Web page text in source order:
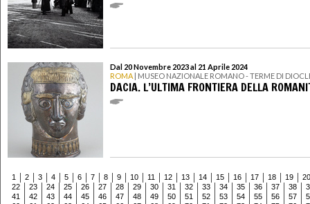
Dal 20 Novembre 2023 al 21 Aprile 2024
ROMA | MUSEO NAZIONALE ROMANO - TERME DI
DACIA. L’ULTIMA FRONTIERA DELLA
1 2 3 4 5 6 7 8 9 10 11 12 13 14 15 16 17 18 19
20
22
23 24 25 26 27 28 29 30 31 32 33 34 35 36 37 38
41
42 43 44 45 46 47 48 49 50 51 52 53 54 55 56 57